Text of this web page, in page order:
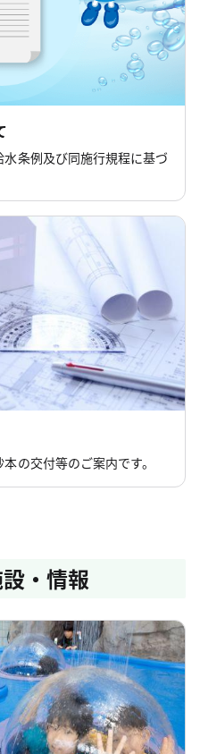
条例及び同施行規程に基づ
の交付等のご案内です。
・情報